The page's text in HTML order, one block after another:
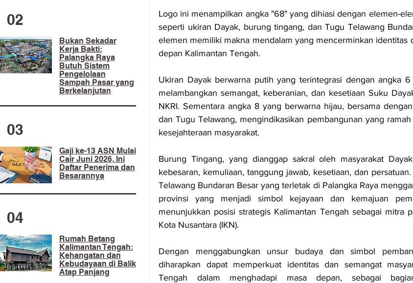
02
​Bukan Sekadar
Kerja Bakti:
Palangka Raya
Butuh Sistem
Pengelolaan
Sampah Pasar yang
Berkelanjutan
03
Gaji ke-13 ASN Mulai
Cair Juni 2026, Ini
Daftar Penerima dan
Besarannya
04
Rumah Betang
Kalimantan Tengah:
Kehangatan dan
Kebudayaan di Balik
Atap Panjang
Logo ini menampilkan angka "68" yang dihiasi dengan elemen-
seperti ukiran Dayak, burung tingang, dan Tugu Telawang
elemen memiliki makna mendalam yang mencerminkan identitas
depan Kalimantan Tengah.
Ukiran Dayak berwarna putih yang terintegrasi dengan angka
melambangkan semangat, keberanian, dan kesetiaan Suku
NKRI. Sementara angka 8 yang berwarna hijau, bersama
dan Tugu Telawang, mengindikasikan pembangunan yang
kesejahteraan masyarakat.
Burung Tingang, yang dianggap sakral oleh masyarakat
kebesaran, kemuliaan, tanggung jawab, kesetiaan, dan
Telawang Bundaran Besar yang terletak di Palangka Raya
provinsi yang menjadi simbol kejayaan dan kemajuan
menunjukkan posisi strategis Kalimantan Tengah sebagai mitra
Kota Nusantara (IKN).
Dengan menggabungkan unsur budaya dan simbol
diharapkan dapat memperkuat identitas dan semangat
Tengah dalam menghadapi masa depan, sebagai